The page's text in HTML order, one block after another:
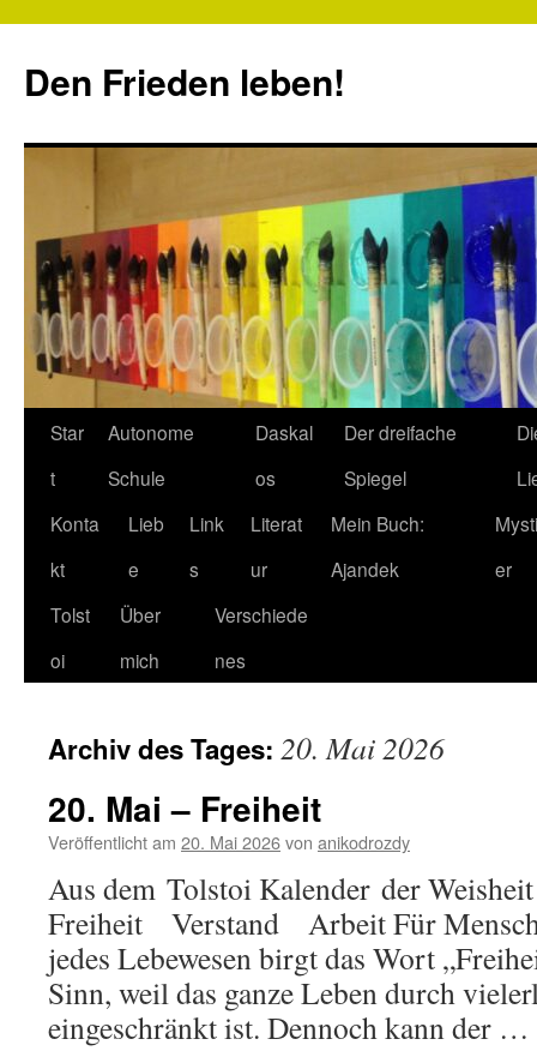
springen
Den Frieden leben!
Star
t
Autonome
Schule
Daskal
os
Der dreifache
Spiegel
Konta
kt
Lieb
e
Link
s
Literat
ur
Mein Buch:
Ajandek
er
Tolst
oi
Über
mich
Verschiede
nes
Archiv des Tages: 20. Mai 2026
20. Mai – Freiheit
Veröffentlicht am 20. Mai 2026von anikodrozdy
Aus dem Tolstoi Kalender der
Freiheit Verstand Arbeit Für
jedes Lebewesen birgt das Wort
Sinn, weil das ganze Leben durch
eingeschränkt ist. Dennoch kann der …